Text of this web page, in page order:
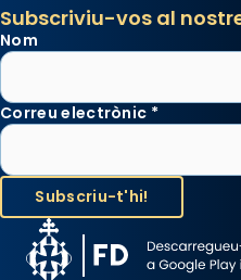
Subscriviu-vos al
Nom
Correu electrònic *